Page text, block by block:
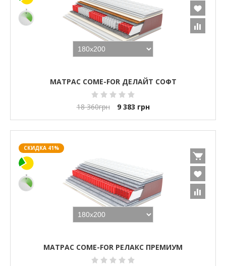
МАТРАС COME-FOR ДЕЛАЙТ СОФТ
18 360грн 9 383 грн
СКИДКА 41%
МАТРАС COME-FOR РЕЛАКС ПРЕМИУМ